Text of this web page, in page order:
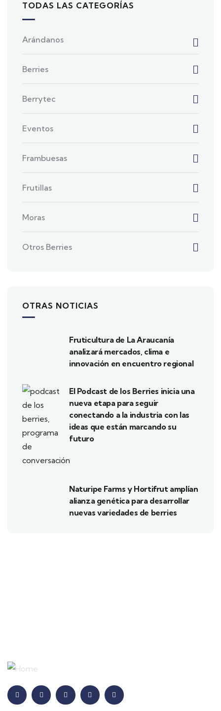
TODAS LAS CATEGORÍAS
Arándanos
Berries
Berrytec
Eventos
Frambuesas
Frutillas
Moras
Otros Berries
OTRAS NOTICIAS
Fruticultura de La Araucanía
analizará mercados, clima e
innovación en encuentro regional
El Podcast de los Berries inicia una
nueva etapa para seguir
conectando a la industria con las
ideas que están marcando su
futuro
Naturipe Farms y Hortifrut amplían
alianza genética para desarrollar
nuevas variedades de berries